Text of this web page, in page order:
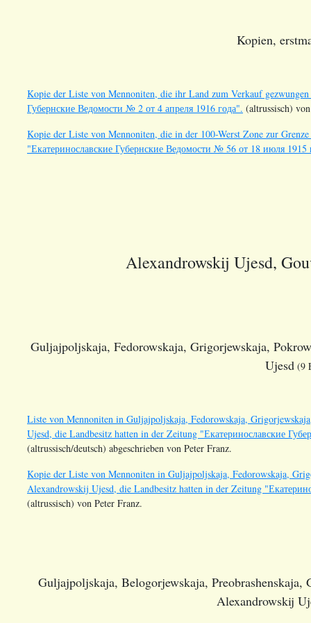
Kopien,
Kopie der Liste von Mennoniten, die ihr Land zum Verkauf
Губернские Ведомости № 2 от 4 апреля 1916 года". (altrussisch)
Kopie der Liste von Mennoniten, die in der 100-Werst Zone zur
"Екатеринославские Губернские Ведомости № 56 от 18 июля
Alexandrowskij Ujesd,
Guljajpoljskaja, Fedorowskaja, Grigorjewskaja,
Ujesd(9
Liste von Mennoniten in Guljajpoljskaja, Fedorowskaja,
Ujesd, die Landbesitz hatten in der Zeitung "Екатеринославские
(altrussisch/deutsch) abgeschrieben von Peter Franz.
Kopie der Liste von Mennoniten in Guljajpoljskaja, Fedorowskaja,
Alexandrowskij Ujesd, die Landbesitz hatten in der Zeitung
(altrussisch) von Peter Franz.
Guljajpoljskaja, Belogorjewskaja,
Alexandrowskij